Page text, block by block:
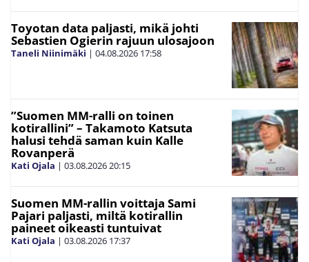
Toyotan data paljasti, mikä johti
Sebastien Ogierin rajuun ulosajoon
Taneli Niinimäki | 04.08.2026 17:58
”Suomen MM-ralli on toinen
kotirallini” – Takamoto Katsuta
halusi tehdä saman kuin Kalle
Rovanperä
Kati Ojala | 03.08.202620:15
Suomen MM-rallin voittaja Sami
Pajari paljasti, miltä kotirallin
paineet oikeasti tuntuivat
Kati Ojala | 03.08.2026 17:37